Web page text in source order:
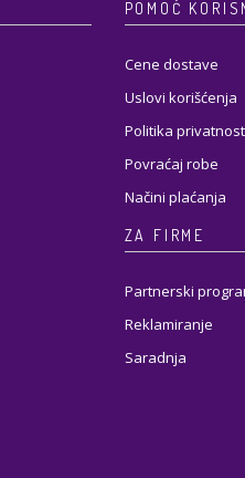
POMOĆ
Cene dostave
Uslovi korišćenja
Politika
Povraćaj robe
Načini plaćanja
ZA FIRME
Partnerski
Reklamiranje
Saradnja